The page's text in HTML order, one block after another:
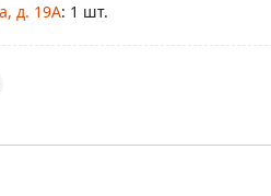
д. 19А: 1 шт.